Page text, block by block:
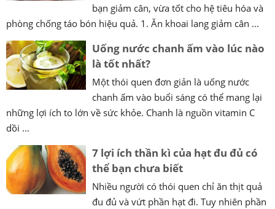
bạn giảm cân, vừa tốt cho hệ tiêu hóa và
phòng chống táo bón hiệu quả. 1. Ăn khoai lang giảm cân ...
Uống nước chanh ấm vào lúc nào
là tốt nhất?
Một thói quen đơn giản là uống nước
chanh ấm vào buổi sáng có thể mang lại
những lợi ích to lớn về sức khỏe. Chanh là nguồn vitamin C
dồi ...
7 lợi ích thần kì của hạt đu đủ có
thể bạn chưa biết
Nhiều người có thói quen chỉ ăn thịt quả
đu đủ và vứt phần hạt đi. Tuy nhiên phần